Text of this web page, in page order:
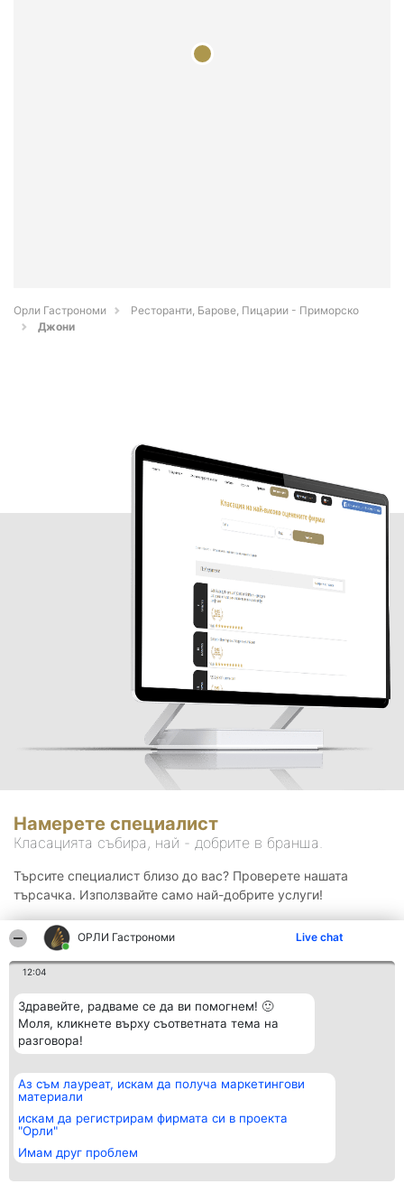
ОРЛИ Гастрономи Live chat
12:04
Здравейте, радваме се да ви помогнем! 🙂
Моля, кликнете върху съответната тема на
разговора!
Аз съм лауреат, искам да получа маркетингови
материали
искам да регистрирам фирмата си в проекта
"Орли"
Имам друг проблем
Орли Гастрономи
Ресторанти, Барове, Пицарии - Приморско
Джони
Намерете специалист
Класацията събира, най - добрите в бранша.
Търсите специалист близо до вас? Проверете нашата
търсачка. Използвайте само най-добрите услуги!
Организатор на
класиране
BulevardulAleea Timișul De
Sus Nr. 2, Bl. A30, Sc. A, Et.
4, Ap. 13
București 53-238
Класация
всички
Статут/Устав
Контакти